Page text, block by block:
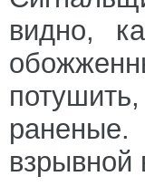
видно,
взрывной